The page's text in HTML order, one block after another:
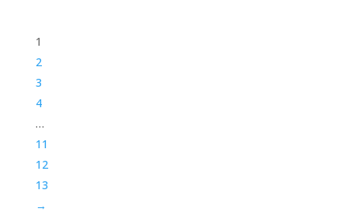
1
2
3
4
…
11
12
13
→